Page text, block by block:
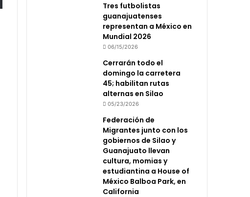
Tres futbolistas
guanajuatenses
representan a México en
Mundial 2026
06/15/2026
Cerrarán todo el
domingo la carretera
45; habilitan rutas
alternas en Silao
05/23/2026
Federación de
Migrantes junto con los
gobiernos de Silao y
Guanajuato llevan
cultura, momias y
estudiantina a House of
México Balboa Park, en
California